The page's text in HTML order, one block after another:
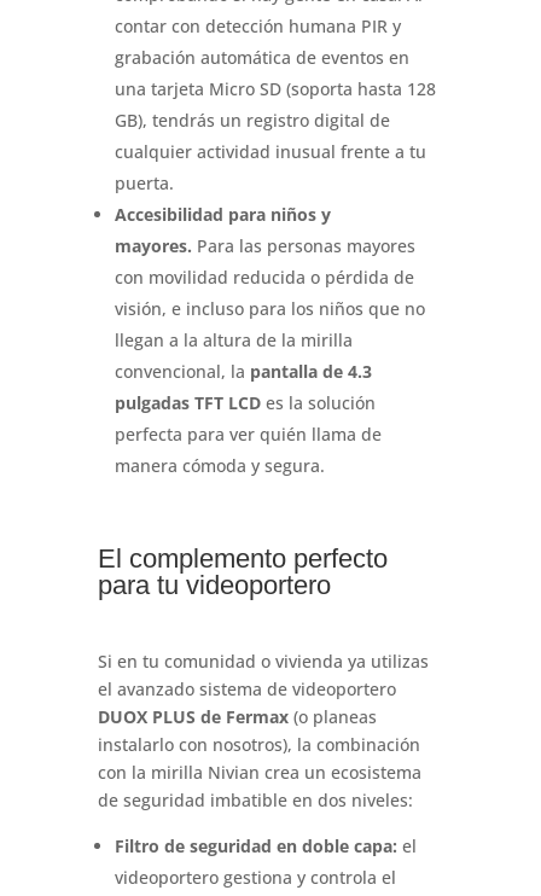
contar con detección humana PIR y
grabación automática de eventos en
una tarjeta Micro SD (soporta hasta 128
GB), tendrás un registro digital de
cualquier actividad inusual frente a tu
puerta.
Accesibilidad para niños y
mayores. Para las personas mayores
con movilidad reducida o pérdida de
visión, e incluso para los niños que no
llegan a la altura de la mirilla
convencional, la pantalla de 4.3
pulgadas TFT LCDes la solución
perfecta para ver quién llama de
manera cómoda y segura.
El complemento perfecto
para tu videoportero
Si en tu comunidad o vivienda ya utilizas
el avanzado sistema de videoportero
DUOX PLUS de Fermax(o planeas
instalarlo con nosotros), la combinación
con la mirilla Nivian crea un ecosistema
de seguridad imbatible en dos niveles:
Filtro de seguridad en doble capa: el
videoportero gestiona y controla el